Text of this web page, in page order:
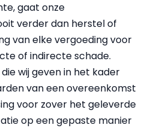
gaat onze
verder dan herstel of
van elke vergoeding voor
of indirecte schade.
wij geven in het kader
van een overeenkomst
voor zover het geleverde
op een gepaste manier